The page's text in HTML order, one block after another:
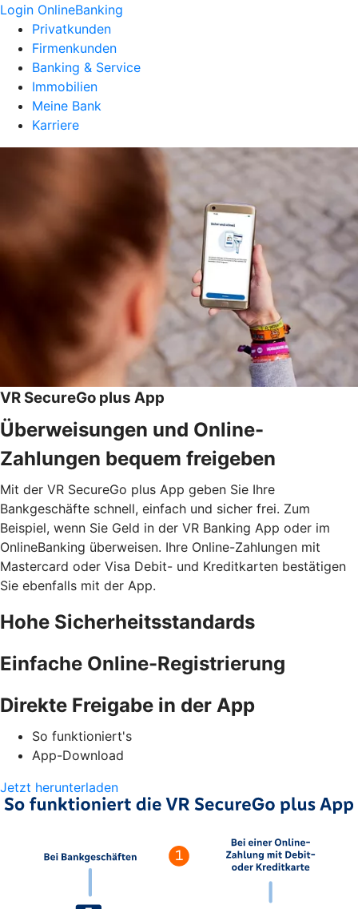
Login OnlineBanking
Privatkunden
Firmenkunden
Banking & Service
Immobilien
Meine Bank
Karriere
VR SecureGo plus App
Überweisungen und Online-
Zahlungen bequem freigeben
Mit der VR SecureGo plus App geben Sie Ihre
Bankgeschäfte schnell, einfach und sicher frei. Zum
Beispiel, wenn Sie Geld in der VR Banking App oder im
OnlineBanking überweisen. Ihre Online-Zahlungen mit
Mastercard oder Visa Debit- und Kreditkarten bestätigen
Sie ebenfalls mit der App.
Hohe Sicherheitsstandards
Einfache Online-Registrierung
Direkte Freigabe in der App
So funktioniert's
App-Download
Jetzt herunterladen